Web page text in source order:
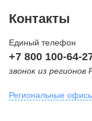
Контакты
Единый телефон
+7 800 100-64-
звонок из
Региональные